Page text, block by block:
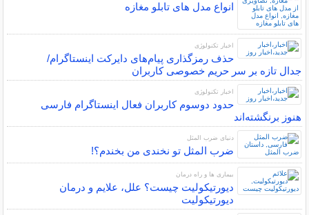
انواع مدل های تابلو مغازه
اخبار تکنولوژی
حذف رمزگذاری پیام‌های دایرکت اینستاگرام/
جدال تازه بر سر حریم خصوصی کاربران
اخبار تکنولوژی
حدود دوسوم کاربران فعال اینستاگرام فارسی
هنوز برنگشته‌اند
دنیای ضرب المثل
ضرب المثل تو نخندی من بخندم؟!
بیماری ها و راه درمان
دیورتیکولیت چیست؟ علل، علایم و درمان
دیورتیکولیت